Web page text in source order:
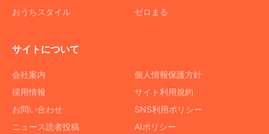
おうちスタイル
ゼロまる
サイトについて
会社案内
採用情報
お問い合わせ
ニュース読者投稿
個人情報保護方針
サイト利用規約
SNS利用ポリシー
AIポリシー